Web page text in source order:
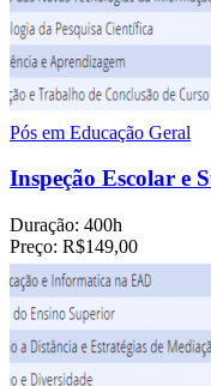
Pós em Educação Geral
Inspeção Escolar e
Duração: 400h
Preço: R$149,00